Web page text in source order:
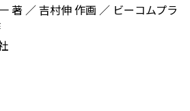
著 ／ 吉村伸 作画 ／ ビーコムプラ